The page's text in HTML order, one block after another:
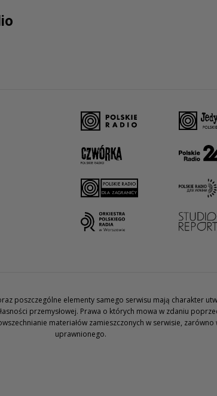
poszczególne elementy samego serwisu mają charakter
przemysłowej. Prawa o których mowa w zdaniu
materiałów zamieszczonych w serwisie,
uprawnionego.